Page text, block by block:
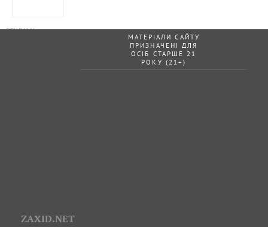
МАТЕРІАЛИ САЙТУ
ПРИЗНАЧЕНІ ДЛЯ
ОСІБ СТАРШЕ 21
РОКУ (21+)
ZAXID.NET